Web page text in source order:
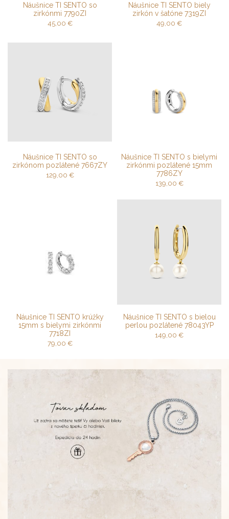
Náušnice TI SENTO so
zirkónmi 7790ZI
45,00 €
Náušnice TI SENTO biely
zirkón v šatóne 7319ZI
49,00 €
Náušnice TI SENTO so
zirkónom pozlátené 7667ZY
129,00 €
Náušnice TI SENTO s bielymi
zirkónmi pozlátené 15mm
7786ZY
139,00 €
Náušnice TI SENTO krúžky
15mm s bielymi zirkónmi
7718ZI
79,00 €
Náušnice TI SENTO s bielou
perlou pozlátené 78043YP
149,00 €